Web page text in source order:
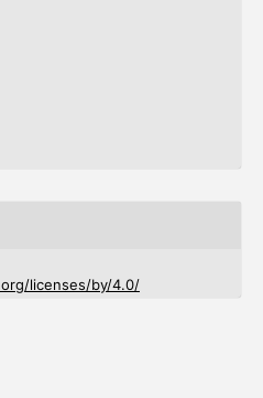
licenses/by/4.0/